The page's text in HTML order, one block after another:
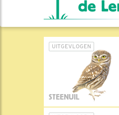
UITGEVLOGEN
STEENUIL